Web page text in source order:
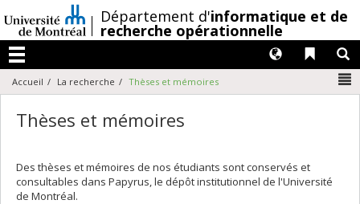
au
contenu
/Département d'informatique et de
recherche opérationnelle
Menu
Liens
Langues
Accueil La recherche Thèses et mémoires
Thèses et mémoires
Des thèses et mémoires de nos étudiants sont conservés et
consultables dans Papyrus, le dépôt institutionnel de l'Université
de Montréal.